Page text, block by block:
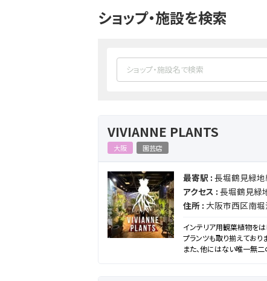
ショップ・施設を検索
VIVIANNE PLANTS
大阪 園芸店
最寄駅 : 長堀鶴見緑
アクセス : 長堀鶴見緑
住所 : 大阪市西区南
インテリア用観葉植物をは
プランツも取り揃えており
また、他にはない唯一無